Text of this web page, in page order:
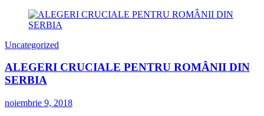
Uncategorized
ALEGERI CRUCIALE PENTRU ROMÂNII DIN
SERBIA
noiembrie 9, 2018